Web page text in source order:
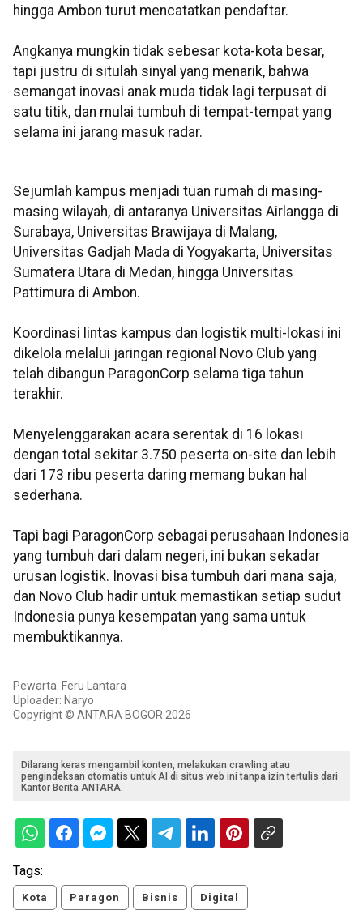
hingga Ambon turut mencatatkan pendaftar.
Angkanya mungkin tidak sebesar kota-kota besar,
tapi justru di situlah sinyal yang menarik, bahwa
semangat inovasi anak muda tidak lagi terpusat di
satu titik, dan mulai tumbuh di tempat-tempat yang
selama ini jarang masuk radar.
Sejumlah kampus menjadi tuan rumah di masing-
masing wilayah, di antaranya Universitas Airlangga di
Surabaya, Universitas Brawijaya di Malang,
Universitas Gadjah Mada di Yogyakarta, Universitas
Sumatera Utara di Medan, hingga Universitas
Pattimura di Ambon.
Koordinasi lintas kampus dan logistik multi-lokasi ini
dikelola melalui jaringan regional Novo Club yang
telah dibangun ParagonCorp selama tiga tahun
terakhir.
Menyelenggarakan acara serentak di 16 lokasi
dengan total sekitar 3.750 peserta on-site dan lebih
dari 173 ribu peserta daring memang bukan hal
sederhana.
Tapi bagi ParagonCorp sebagai perusahaan Indonesia
yang tumbuh dari dalam negeri, ini bukan sekadar
urusan logistik. Inovasi bisa tumbuh dari mana saja,
dan Novo Club hadir untuk memastikan setiap sudut
Indonesia punya kesempatan yang sama untuk
membuktikannya.
Pewarta: Feru Lantara
Uploader: Naryo
Copyright © ANTARA BOGOR 2026
Dilarang keras mengambil konten, melakukan crawling atau
pengindeksan otomatis untuk AI di situs web ini tanpa izin tertulis dari
Kantor Berita ANTARA.
Tags:
Kota Paragon Bisnis Digital